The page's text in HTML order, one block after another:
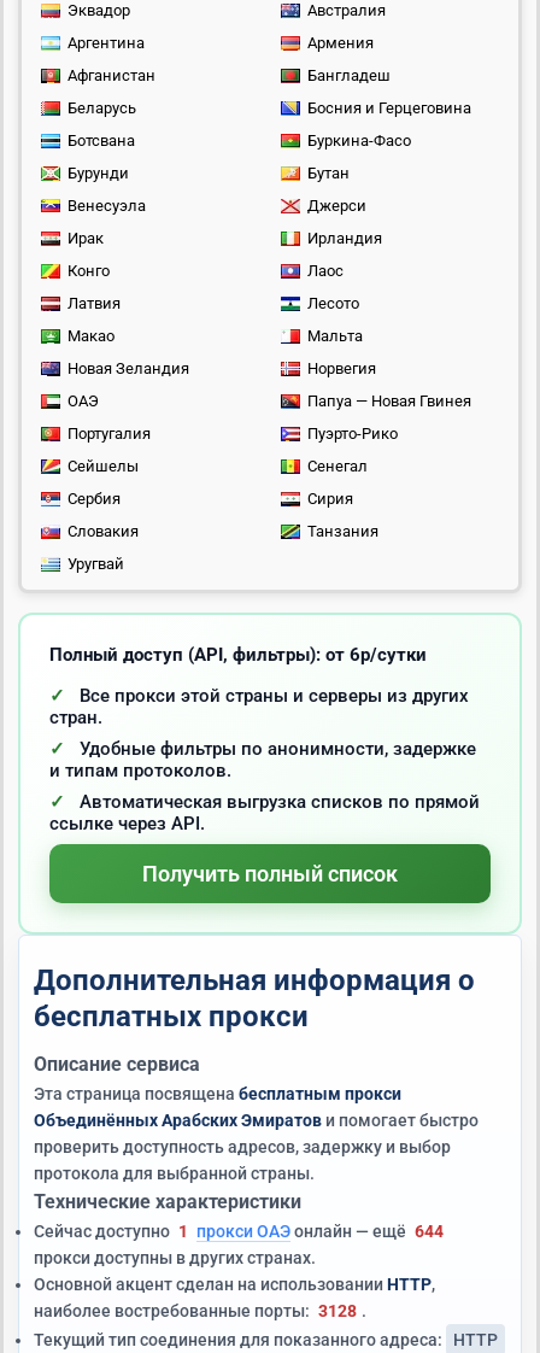
Эквадор
Австралия
Аргентина
Армения
Афганистан
Бангладеш
Беларусь
Босния и Герцеговина
Ботсвана
Буркина-Фасо
Бурунди
Бутан
Венесуэла
Джерси
Ирак
Ирландия
Конго
Лаос
Латвия
Лесото
Макао
Мальта
Новая Зеландия
Норвегия
ОАЭ
Папуа — Новая Гвинея
Португалия
Пуэрто-Рико
Сейшелы
Сенегал
Сербия
Сирия
Словакия
Танзания
Уругвай
Полный доступ (API, фильтры): от 6р/сутки
Все прокси этой страны и серверы из других
стран.
Удобные фильтры по анонимности, задержке
и типам протоколов.
Автоматическая выгрузка списков по прямой
ссылке через API.
Получить полный список
Дополнительная информация о
бесплатных прокси
Описание сервиса
Эта страница посвящена бесплатным прокси
Объединённых Арабских Эмиратов и помогает быстро
проверить доступность адресов, задержку и выбор
протокола для выбранной страны.
Технические характеристики
Сейчас доступно 1 прокси ОАЭонлайн — ещё 644
прокси доступны в других странах.
Основной акцент сделан на использовании HTTP,
наиболее востребованные порты: 3128 .
Текущий тип соединения для показанного адреса:
HTTP